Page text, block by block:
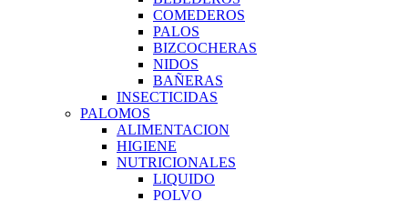
COMEDEROS
PALOS
BIZCOCHERAS
NIDOS
BAÑERAS
INSECTICIDAS
PALOMOS
ALIMENTACION
HIGIENE
NUTRICIONALES
LIQUIDO
POLVO